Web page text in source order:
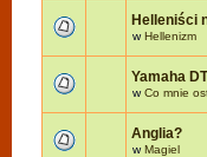
Helleniści
wHellenizm
Yamaha
wCo mnie
Anglia?
wMagiel